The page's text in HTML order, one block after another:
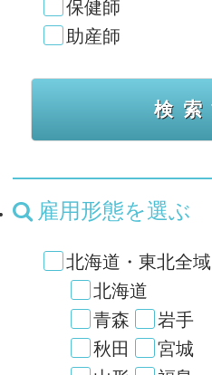
保健師
助産師
雇用形態を選ぶ
北海道・東北全域
北海道
青森
岩手
秋田
宮城